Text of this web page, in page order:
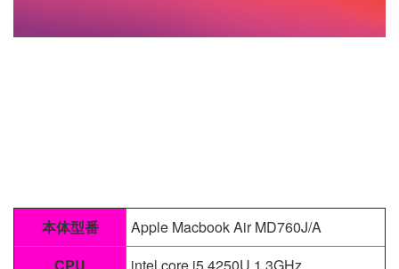
本体型番
Apple Macbook Air MD760J/A